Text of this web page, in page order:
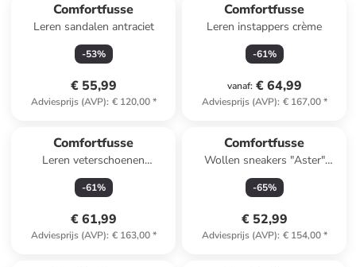
Comfortfusse
Leren sandalen antraciet
-53%
€ 55,99
Adviesprijs (AVP): € 120,00*
Comfortfusse
Leren instappers crème
-61%
vanaf: € 64,99
Adviesprijs (AVP): € 167,00*
Comfortfusse
Leren veterschoenen
"Harmony" grijs
-61%
€ 61,99
Adviesprijs (AVP): € 163,00*
Comfortfusse
Wollen sneakers "Aster"
donkerblauw
-65%
€ 52,99
Adviesprijs (AVP): € 154,00*